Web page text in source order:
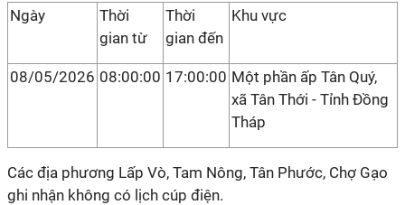
Ngày
Thời
gian từ
Thời
gian đến
Khu vực
08/05/2026 08:00:00 17:00:00 Một phần ấp Tân Quý,
xã Tân Thới - Tỉnh Đồng
Tháp
Các địa phương Lấp Vò, Tam Nông, Tân Phước, Chợ Gạo
ghi nhận không có lịch cúp điện.